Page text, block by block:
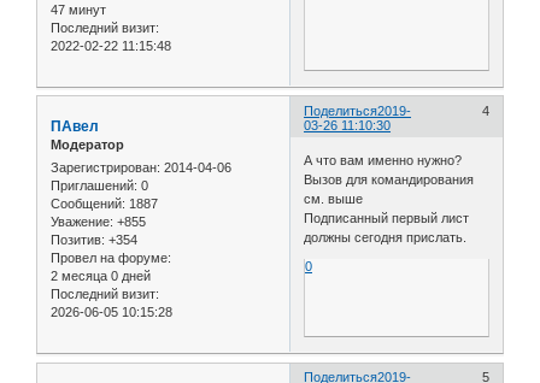
47 минут
Последний визит:
2022-02-22 11:15:48
Поделиться 4
2019-
03-26 11:10:30
ПАвел
Модератор
Зарегистрирован: 2014-04-06
Приглашений: 0
Сообщений: 1887
Уважение: +855
Позитив: +354
Провел на форуме:
2 месяца 0 дней
Последний визит:
2026-06-05 10:15:28
А что вам именно нужно?
Вызов для командирования
см. выше
Подписанный первый лист
должны сегодня прислать.
0
Поделиться 5
2019-